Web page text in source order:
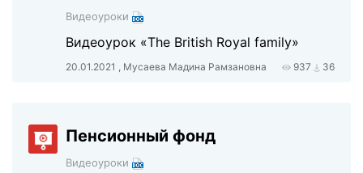
Видеоуроки
Видеоурок «The British Royal family»
20.01.2021 , Мусаева Мадина Рамзановна 937 36
Пенсионный фонд
Видеоуроки